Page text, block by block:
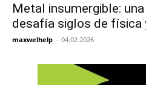
Metal insumergible:
desafía siglos de física
maxwelhelp - 04.02.2026